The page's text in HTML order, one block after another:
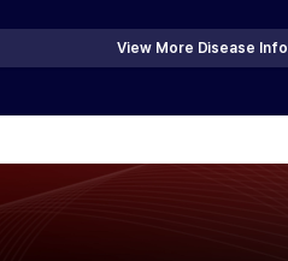
View More Disease Info